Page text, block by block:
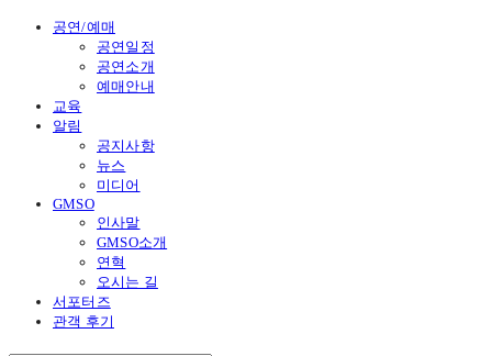
공연/예매
공연일정
공연소개
예매안내
교육
알림
공지사항
뉴스
미디어
GMSO
인사말
GMSO소개
연혁
오시는 길
서포터즈
관객 후기